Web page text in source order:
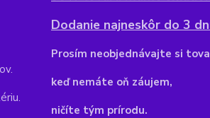
Dodanie najneskôr do 3
Prosím neobjednávajte si
keď nemáte oň záujem,
ničíte tým prírodu.